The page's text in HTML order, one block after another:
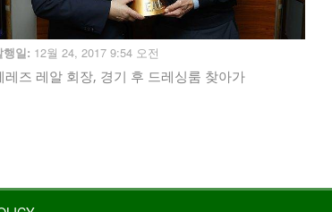
행일: 12월 24, 2017 9:54 오전
레즈 레알 회장, 경기 후 드레싱룸 찾아가